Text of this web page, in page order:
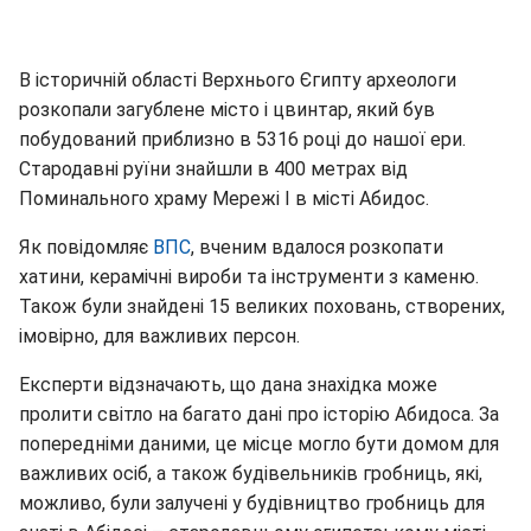
В історичній області Верхнього Єгипту археологи
розкопали загублене місто і цвинтар, який був
побудований приблизно в 5316 році до нашої ери.
Стародавні руїни знайшли в 400 метрах від
Поминального храму Мережі I в місті Абидос.
Як повідомляє ВПС, вченим вдалося розкопати
хатини, керамічні вироби та інструменти з каменю.
Також були знайдені 15 великих поховань, створених,
імовірно, для важливих персон.
Експерти відзначають, що дана знахідка може
пролити світло на багато дані про історію Абидоса. За
попередніми даними, це місце могло бути домом для
важливих осіб, а також будівельників гробниць, які,
можливо, були залучені у будівництво гробниць для